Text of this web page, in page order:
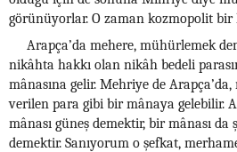
görünüyorlar. O zaman kozmopolit bir
Arapça’da mehere, mühürlemek
nikâhta hakkı olan nikâh bedeli
mânasına gelir. Mehriye de
verilen para gibi bir mânaya gelebilir.
mânası güneş demektir, bir mânası da
demektir. Sanıyorum o şefkat,